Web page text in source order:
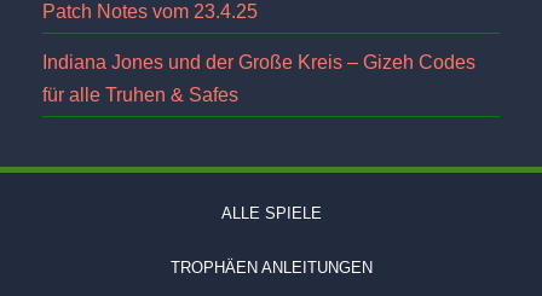
Patch Notes vom 23.4.25
Indiana Jones und der Große Kreis – Gizeh Codes
für alle Truhen & Safes
ALLE SPIELE
TROPHÄEN ANLEITUNGEN